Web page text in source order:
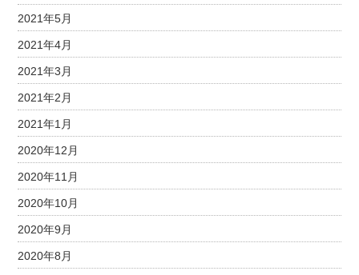
2021年5月
2021年4月
2021年3月
2021年2月
2021年1月
2020年12月
2020年11月
2020年10月
2020年9月
2020年8月